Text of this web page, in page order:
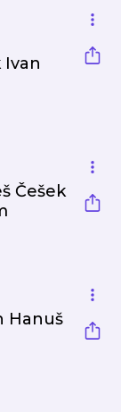
Češek
Hanuš